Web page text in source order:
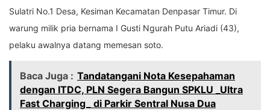
Sulatri No.1 Desa, Kesiman Kecamatan Denpasar Timur. Di
warung milik pria bernama I Gusti Ngurah Putu Ariadi (43),
pelaku awalnya datang memesan soto.
Baca Juga : Tandatangani Nota Kesepahaman
dengan ITDC, PLN Segera Bangun SPKLU _Ultra
Fast Charging_ di Parkir Sentral Nusa Dua